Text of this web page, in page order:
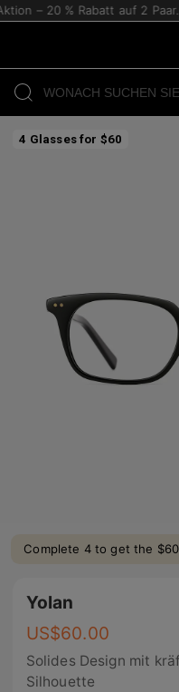
– 20 % Rabatt auf 2 Paar.
4 Glasses for $60
Complete 4 to get the
Yolan
US$60.00
Solides Design mit
Silhouette